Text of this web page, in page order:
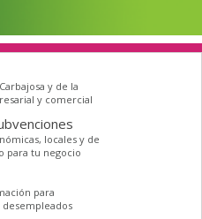
y de la
y comercial
locales y de
para tu negocio
para